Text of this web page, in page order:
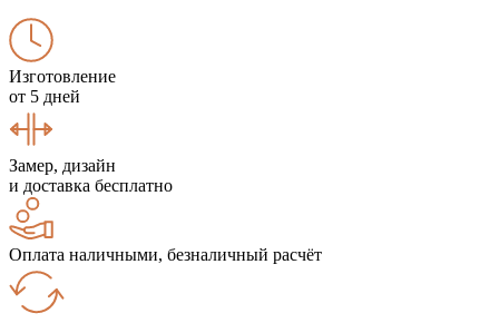
Изготовление
от 5 дней
Замер, дизайн
и доставка бесплатно
Оплата наличными, безналичный расчёт